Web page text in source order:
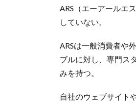
ARS（エーアールエ
していない。
ARSは一般消費者や
ブルに対し、専門ス
みを持つ。
自社のウェブサイト